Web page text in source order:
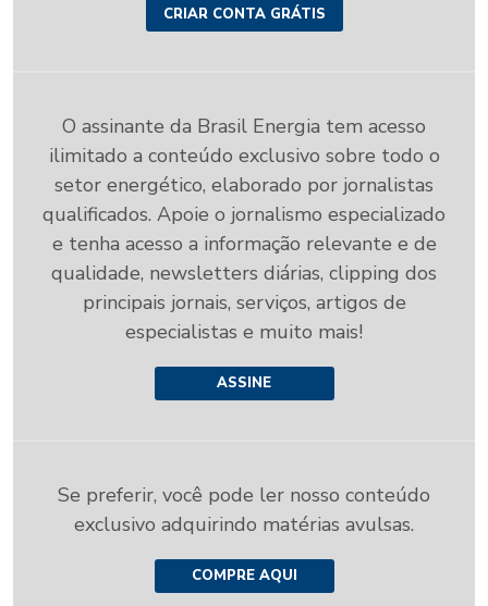
CRIAR CONTA GRÁTIS
O assinante da Brasil Energia tem acesso
ilimitado a conteúdo exclusivo sobre todo o
setor energético, elaborado por jornalistas
qualificados. Apoie o jornalismo especializado
e tenha acesso a informação relevante e de
qualidade, newsletters diárias, clipping dos
principais jornais, serviços, artigos de
especialistas e muito mais!
ASSINE
Se preferir, você pode ler nosso conteúdo
exclusivo adquirindo matérias avulsas.
COMPRE AQUI